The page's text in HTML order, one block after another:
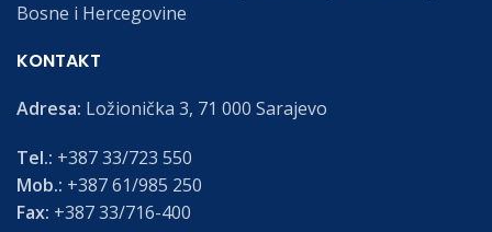
Bosne i Hercegovine
KONTAKT
Adresa: Ložionička 3, 71 000 Sarajevo
Tel.: +387 33/723 550
Mob.: +387 61/985 250
Fax: +387 33/716-400